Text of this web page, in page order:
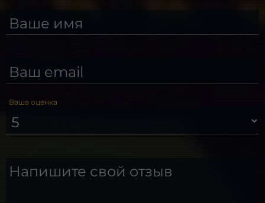
Ваше имя
Ваш email
Ваша оценка
Напишите свой отзыв